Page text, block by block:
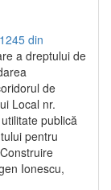
din
a dreptului de
de
Local nr.
publică
pentru
Ionescu,